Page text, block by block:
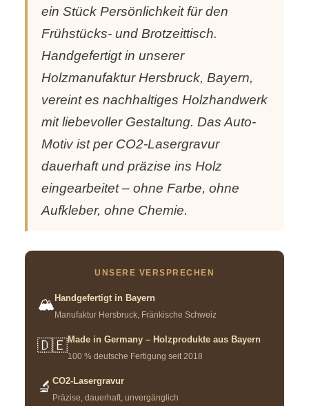
ein Stück Persönlichkeit für den
Frühstücks- und Brotzeittisch.
Handgefertigt in unserer
Holzmanufaktur Hersbruck, Bayern,
vereint es nachhaltiges Holzhandwerk
mit liebevoller Gestaltung. Das Auto-
Motiv ist per CO2-Lasergravur
dauerhaft und präzise ins Holz
eingearbeitet – ohne Farbe, ohne
Aufkleber, ohne Chemie.
UNSERE VERSPRECHEN
🏔️ Handgefertigt in Bayern
Manufaktur Hersbruck, Fränkische Schweiz
🇩🇪Made in Germany – Holzprodukte aus Bayern
100 % deutsche Fertigung seit 2018
🔬 CO2-Lasergravur
Präzise, dauerhaft, unvergänglich